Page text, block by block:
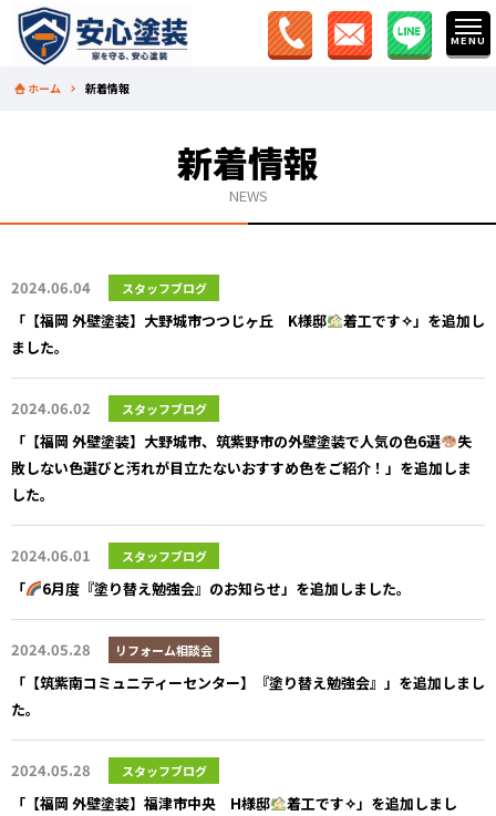
ホーム 新着情報
新着情報
NEWS
2024.06.04 スタッフブログ
「【福岡 外壁塗装】大野城市つつじヶ丘 K様邸
着工です✧」を追加し
ました。
2024.06.02 スタッフブログ
「【福岡 外壁塗装】大野城市、筑紫野市の外壁塗装で人気の色6選
失
敗しない色選びと汚れが目立たないおすすめ色をご紹介！」を追加しま
した。
2024.06.01 スタッフブログ
「 6月度『塗り替え勉強会』のお知らせ」を追加しました。
2024.05.28 リフォーム相談会
「【筑紫南コミュニティーセンター】『塗り替え勉強会』」を追加しまし
た。
2024.05.28 スタッフブログ
「【福岡 外壁塗装】福津市中央 H様邸
着工です✧」を追加しまし